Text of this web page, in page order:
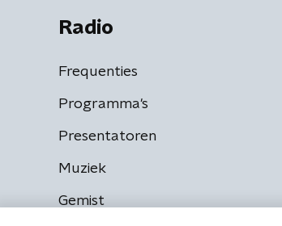
Radio
Frequenties
Programma's
Presentatoren
Muziek
Gemist